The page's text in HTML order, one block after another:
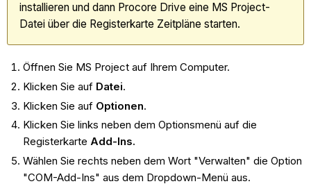
installieren und dann Procore Drive eine MS Project-
Datei über die Registerkarte Zeitpläne starten.
Öffnen Sie MS Project auf Ihrem Computer.
Klicken Sie auf Datei.
Klicken Sie auf Optionen.
Klicken Sie links neben dem Optionsmenü auf die
Registerkarte Add-Ins.
Wählen Sie rechts neben dem Wort "Verwalten" die Option
"COM-Add-Ins" aus dem Dropdown-Menü aus.